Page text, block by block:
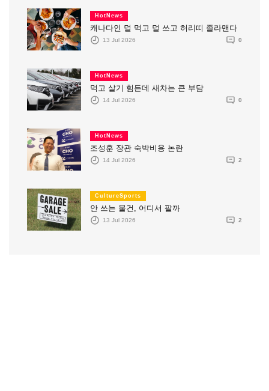
HotNews
캐나다인 덜 먹고 덜 쓰고 허리띠 졸라맨다
13 Jul 2026 0
HotNews
먹고 살기 힘든데 새차는 큰 부담
14 Jul 2026 0
HotNews
조성훈 장관 숙박비용 논란
14 Jul 2026 2
CultureSports
안 쓰는 물건, 어디서 팔까
13 Jul 2026 2